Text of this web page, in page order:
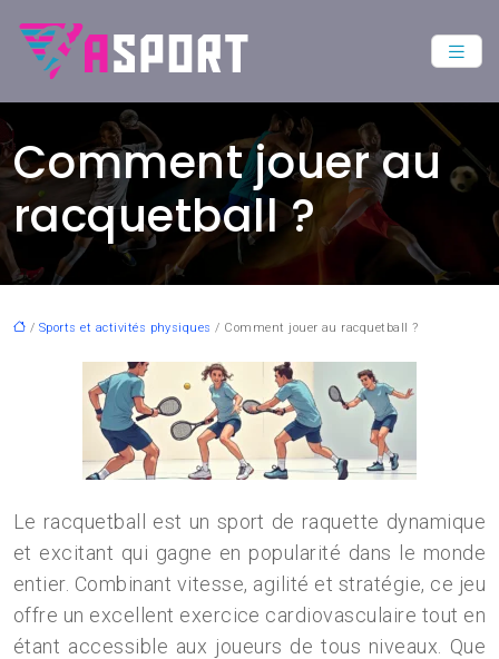
Comment jouer au
racquetball ?
/ Sports et activités physiques / Comment jouer au racquetball ?
Le racquetball est un sport de raquette dynamique
et excitant qui gagne en popularité dans le monde
entier. Combinant vitesse, agilité et stratégie, ce jeu
offre un excellent exercice cardiovasculaire tout en
étant accessible aux joueurs de tous niveaux. Que